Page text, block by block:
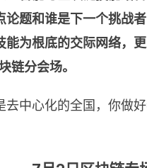
论题和谁是下一个挑战
能为根底的交际网络，
链分会场。
去中心化的全国，你做